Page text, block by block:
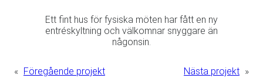
Ett fint hus för fysiska möten har fått en ny
entréskyltning och välkomnar snyggare än
någonsin.
« Föregående projekt Nästa projekt »